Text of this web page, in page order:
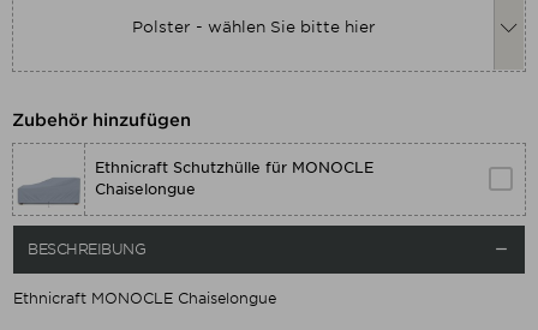
Polster - wählen Sie bitte hier
Zubehör hinzufügen
Ethnicraft Schutzhülle für MONOCLE
Chaiselongue
BESCHREIBUNG 
Ethnicraft MONOCLE Chaiselongue